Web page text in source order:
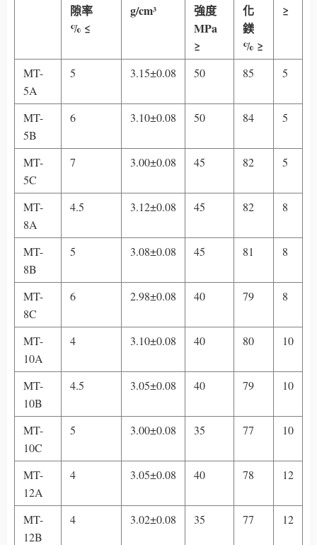
隙率
% ≤
g/cm³
強度
MPa
≥
化
鎂
% ≥
≥
MT-
5A
5 3.15±0.08 50 85 5
MT-
5B
6 3.10±0.08 50 84 5
MT-
5C
7 3.00±0.08 45 82 5
MT-
8A
4.5 3.12±0.08 45 82 8
MT-
8B
5 3.08±0.08 45 81 8
MT-
8C
6 2.98±0.08 40 79 8
MT-
10A
4 3.10±0.08 40 80 10
MT-
10B
4.5 3.05±0.08 40 79 10
MT-
10C
5 3.00±0.08 35 77 10
MT-
12A
4 3.05±0.08 40 78 12
MT-
12B
4 3.02±0.08 35 77 12